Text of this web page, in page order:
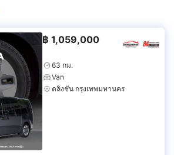
฿ 1,059,000
63 กม.
Van
ตลิ่งชัน กรุงเทพมหานคร